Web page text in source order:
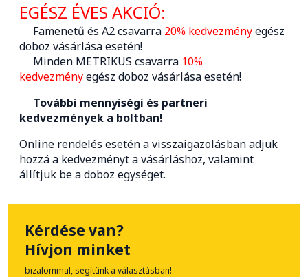
EGÉSZ ÉVES AKCIÓ:
Famenetű és A2 csavarra 20% kedvezményegész
doboz vásárlása esetén!
Minden METRIKUS csavarra 10%
kedvezményegész doboz vásárlása esetén!
További mennyiségi és partneri
kedvezmények a boltban!
Online rendelés esetén a visszaigazolásban adjuk
hozzá a kedvezményt a vásárláshoz, valamint
állítjuk be a doboz egységet.
Kérdése van?
Hívjon minket
bizalommal, segítünk a választásban!